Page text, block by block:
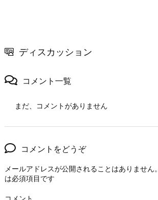
ディスカッション
コメント一覧
まだ、コメントがありません
コメントをどうぞ
メールアドレスが公開されることはありません。
は必須項目です